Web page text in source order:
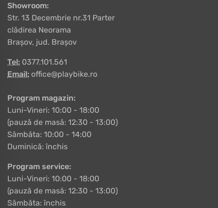
Showroom:
Str. 13 Decembrie nr.31 Parter
clădirea Neorama
Brașov, jud. Brașov
Tel: 0377.101.561
Email: office@playbike.ro
Program magazin:
Luni-Vineri: 10:00 - 18:00
(pauză de masă: 12:30 - 13:00)
Sâmbăta: 10:00 - 14:00
Duminică: închis
Program service:
Luni-Vineri: 10:00 - 18:00
(pauză de masă: 12:30 - 13:00)
Sâmbăta: închis